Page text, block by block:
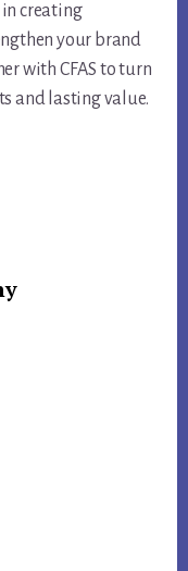
creating
your brand
with CFAS to turn
and lasting value.